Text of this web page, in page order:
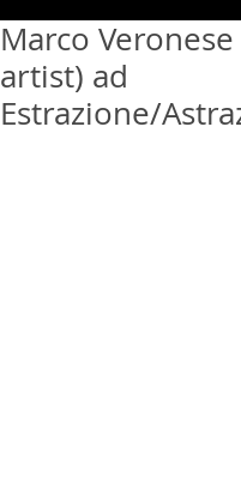
Marco
artist) ad
Estrazione/